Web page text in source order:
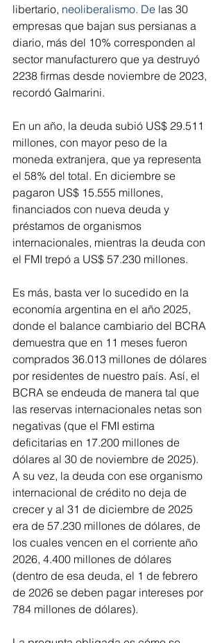
libertario, neoliberalismo. De las 30
empresas que bajan sus persianas a
diario, más del 10% corresponden al
sector manufacturero que ya destruyó
2238 firmas desde noviembre de 2023,
recordó Galmarini.
En un año, la deuda subió US$ 29.511
millones, con mayor peso de la
moneda extranjera, que ya representa
el 58% del total. En diciembre se
pagaron US$ 15.555 millones,
financiados con nueva deuda y
préstamos de organismos
internacionales, mientras la deuda con
el FMI trepó a US$ 57.230 millones.
Es más, basta ver lo sucedido en la
economía argentina en el año 2025,
donde el balance cambiario del BCRA
demuestra que en 11 meses fueron
comprados 36.013 millones de dólares
por residentes de nuestro país. Así, el
BCRA se endeuda de manera tal que
las reservas internacionales netas son
negativas (que el FMI estima
deficitarias en 17.200 millones de
dólares al 30 de noviembre de 2025).
A su vez, la deuda con ese organismo
internacional de crédito no deja de
crecer y al 31 de diciembre de 2025
era de 57.230 millones de dólares, de
los cuales vencen en el corriente año
2026, 4.400 millones de dólares
(dentro de esa deuda, el 1 de febrero
de 2026 se deben pagar intereses por
784 millones de dólares).